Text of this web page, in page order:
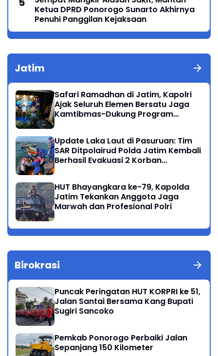
Ketua DPRD Ponorogo Sunarto Akhirnya
Penuhi Panggilan Kejaksaan
Jatim
Safari Ramadhan di Jatim, Kapolri
Ajak Seluruh Elemen Bersatu Jaga
Kamtibmas-Dukung Program
Update Laka Laut di Pasuruan: Tim
SAR Ditpolairud Polda Jatim Kembali
Berhasil Evakuasi 2 Korban
HUT Bhayangkara ke-79, Kapolda
Jatim Tekankan Anggota Jaga
Marwah dan Profesional Polri
Birokrasi
Puncak Peringatan HUT KORPRI ke 51,
Jalan Santai Bersama Kang Bupati
Sugiri Sancoko
Pemkab Ponorogo Perbaiki Jalan
Sepanjang 150 Kilometer